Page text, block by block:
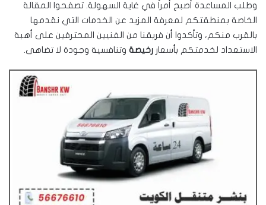
وطلب المساعدة أصبح أمراً في غاية السهولة. تصفحوا المقالة
الخاصة بمنطقتكم لمعرفة المزيد عن الخدمات التي نقدمها
بالقرب منكم، وتأكدوا أن فريقنا من الفنيين المحترفين على أهبة
الاستعداد لخدمتكم بأسعار رخيصة وتنافسية وجودة لا تضاهى.